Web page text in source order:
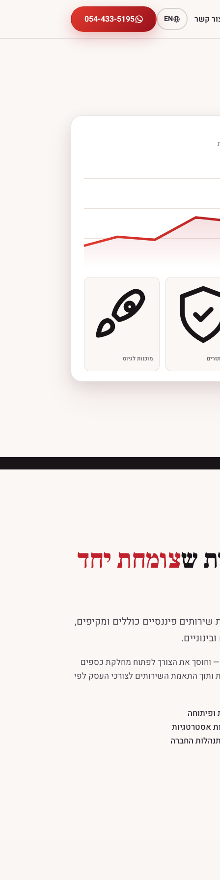
קשר EN
054-433-5195
מוכנות לגיוס
שצומחת יחד
פיננסיים כוללים ומקיפים,
וחוסך את הצורך לפתוח מחלקת כספים
ותוך התאמת השירותים לצורכי העסק לפי
אסטרטגיות
החברה